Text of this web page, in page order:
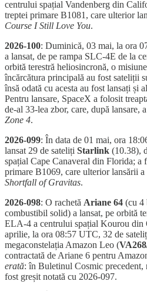
centrului spațial Vandenberg din
treptei primare B1081, care ulterior
Course I Still Love You.
2026-100: Duminică, 03 mai, la ora
a lansat, de pe rampa SLC-4E de la
orbită terestră heliosincronă, o
încărcătura principală au fost sateliții
însă odată cu acesta au fost lansați și
Pentru lansare, SpaceX a folosit
de-al 33-lea zbor, care, după lansare,
Zone 4.
2026-099: În data de 01 mai, ora
lansat 29 de sateliți Starlink (10.38),
spațial Cape Canaveral din Florida; a
primare B1069, care ulterior lansării a
Shortfall of Gravitas.
2026-098: O rachetă Ariane 64 (cu 4
combustibil solid) a lansat, pe orbită
ELA-4 a centrului spațial Kourou din
aprilie, la ora 08:57 UTC, 32 de
megaconstelația Amazon Leo (
contractată de Ariane 6 pentru
erată: în Buletinul Cosmic precedent,
fost greșit notată cu 2026-097.